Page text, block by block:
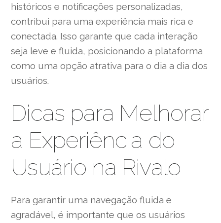
históricos e notificações personalizadas,
contribui para uma experiência mais rica e
conectada. Isso garante que cada interação
seja leve e fluida, posicionando a plataforma
como uma opção atrativa para o dia a dia dos
usuários.
Dicas para Melhorar
a Experiência do
Usuário na Rivalo
Para garantir uma navegação fluida e
agradável, é importante que os usuários